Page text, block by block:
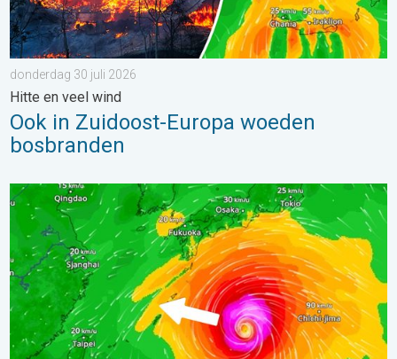
donderdag 30 juli 2026
Hitte en veel wind
Ook in Zuidoost-Europa woeden
bosbranden
Tyfoon Dolphin op weg naar Japan. Veel regen en wind. . .